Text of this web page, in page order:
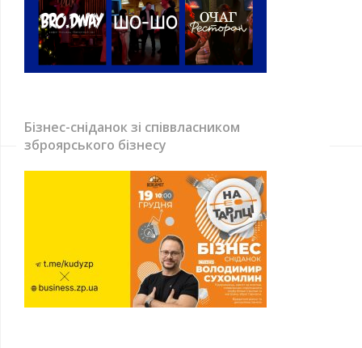
Бізнес-сніданок зі співвласником
зброярського бізнесу